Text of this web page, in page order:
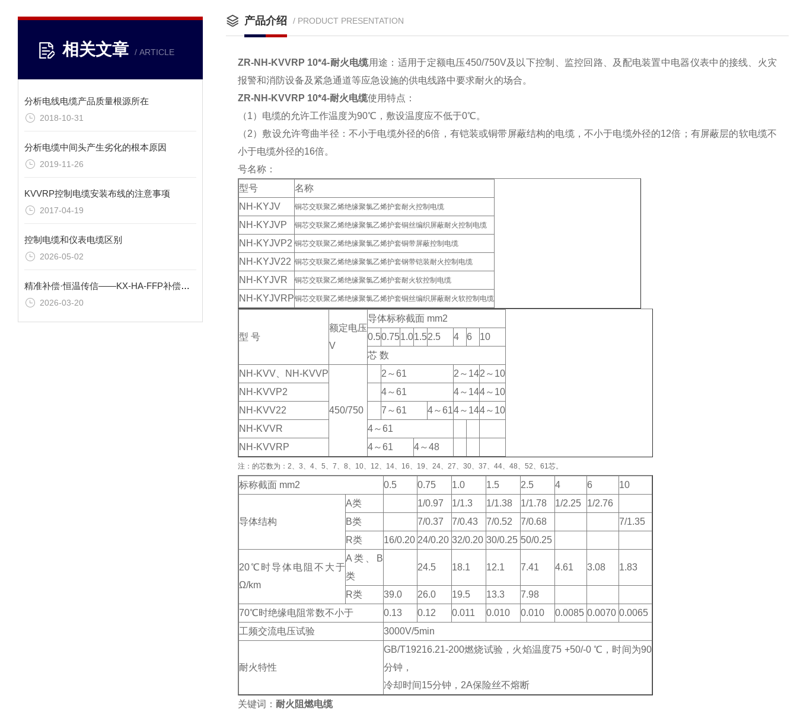
相关文章 / ARTICLE
分析电线电缆产品质量根源所在
2018-10-31
分析电缆中间头产生劣化的根本原因
2019-11-26
KVVRP控制电缆安装布线的注意事项
2017-04-19
控制电缆和仪表电缆区别
2026-05-02
精准补偿·恒温传信——KX-HA-FFP补偿导线全行业应用指南
2026-03-20
产品介绍 / PRODUCT PRESENTATION
ZR-NH-KVVRP 10*4-耐火电缆用途：适用于定额电压450/750V及以下控制、监控回路、及配电装置中电器仪表中的接线、火灾
报警和消防设备及紧急通道等应急设施的供电线路中要求耐火的场合。
ZR-NH-KVVRP 10*4-耐火电缆使用特点：
（1）电缆的允许工作温度为90℃，敷设温度应不低于0℃。
（2）敷设允许弯曲半径：不小于电缆外径的6倍，有铠装或铜带屏蔽结构的电缆，不小于电缆外径的12倍；有屏蔽层的软电缆不
小于电缆外径的16倍。
号名称：
型号
名称
NH-KYJV
铜芯交联聚乙烯绝缘聚氯乙烯护套耐火控制电缆
NH-KYJVP 铜芯交联聚乙烯绝缘聚氯乙烯护套铜丝编织屏蔽耐火控制电缆
NH-KYJVP2 铜芯交联聚乙烯绝缘聚氯乙烯护套铜带屏蔽控制电缆
NH-KYJV22 铜芯交联聚乙烯绝缘聚氯乙烯护套钢带铠装耐火控制电缆
NH-KYJVR 铜芯交联聚乙烯绝缘聚氯乙烯护套耐火软控制电缆
NH-KYJVRP铜芯交联聚乙烯绝缘聚氯乙烯护套铜丝编织屏蔽耐火软控制电缆
型 号
额定电压
V
导体标称截面 mm2
0.50.751.01.52.5 4 6
10
芯 数
NH-KVV、NH-KVVP
450/750
2～61 2～142～10
NH-KVVP2
4～61 4～144～10
NH-KVV22
7～61 4～614～144～10
NH-KVVR
4～61
NH-KVVRP
4～61 4～48
注：的芯数为：2、3、4、5、7、8、10、12、14、16、19、24、27、30、37、44、48、52、61芯。
标称截面 mm2 0.5 0.75 1.0 1.5 2.5 4 6 10
导体结构
A类 1/0.97 1/1.3 1/1.38 1/1.78 1/2.25
1/2.76
B类
7/0.37 7/0.43 7/0.52 7/0.68
7/1.35
R类
16/0.20 24/0.20 32/0.20 30/0.25 50/0.25
20℃时导体电阻不大于
Ω/km
A类、B
类
24.5 18.1 12.1 7.41 4.61 3.08 1.83
R类 39.0 26.0 19.5 13.3
7.98
70℃时绝缘电阻常数不小于
0.13 0.12 0.011 0.010 0.010 0.0085 0.0070 0.0065
工频交流电压试验
3000V/5min
耐火特性
GB/T19216.21-200燃烧试验，火焰温度75 +50/-0 ℃，时间为90
分钟，
冷却时间15分钟，2A保险丝不熔断
关键词： 耐火阻燃电缆